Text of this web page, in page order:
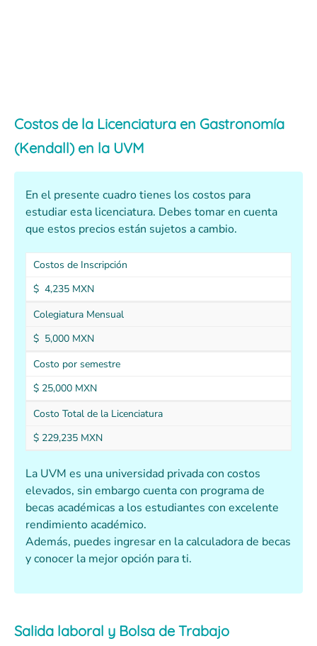
Costos de la Licenciatura en Gastronomía
(Kendall) en la UVM
En el presente cuadro tienes los costos para
estudiar esta licenciatura. Debes tomar en cuenta
que estos precios están sujetos a cambio.
Costos de Inscripción
$ 4,235 MXN
Colegiatura Mensual
$ 5,000 MXN
Costo por semestre
$ 25,000 MXN
Costo Total de la Licenciatura
$ 229,235 MXN
La UVM es una universidad privada con costos
elevados, sin embargo cuenta con programa de
becas académicas a los estudiantes con excelente
rendimiento académico.
Además, puedes ingresar en la calculadora de becas
y conocer la mejor opción para ti.
Salida laboral y Bolsa de Trabajo